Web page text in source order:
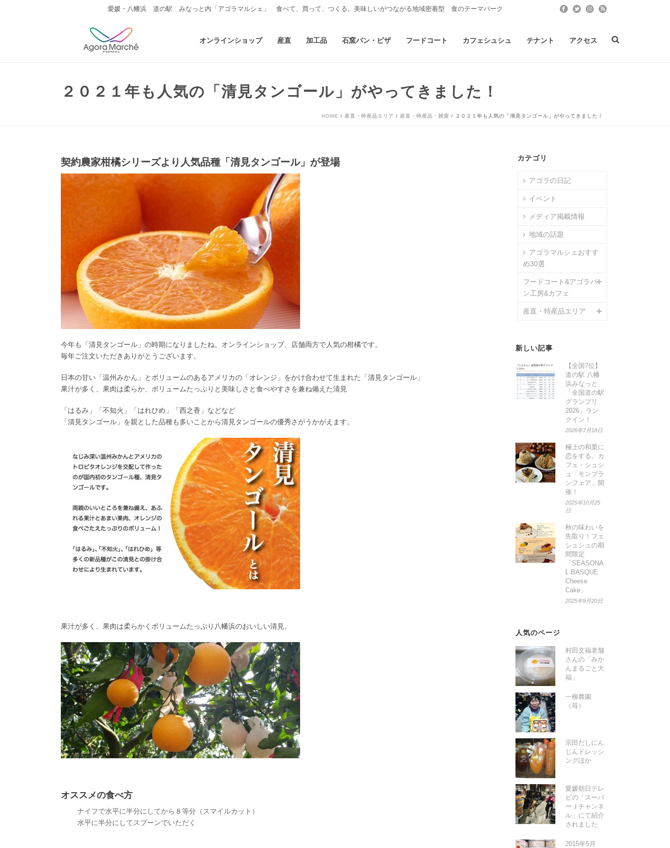
愛媛・八幡浜 道の駅 みなっと内「アゴラマルシェ」 食べて、買って、つくる。美味しいがつながる地域密着型 食のテーマパーク
オンラインショップ 産直 加工品 石窯パン・ピザ フードコート カフェシュシュ テナント アクセス
２０２１年も人気の「清見タンゴール」がやってきました！
HOME / 産直・特産品エリア / 産直・特産品・雑貨 / ２０２１年も人気の「清見タンゴール」がやってきました！
契約農家柑橘シリーズより人気品種「清見タンゴール」が登場
今年も「清見タンゴール」の時期になりましたね。オンラインショップ、店舗両方で人気の柑橘です。
毎年ご注文いただきありがとうございます。
日本の甘い「温州みかん」とボリュームのあるアメリカの「オレンジ」をかけ合わせて生まれた「清見タンゴール」
果汁が多く、果肉は柔らか、ボリュームたっぷりと美味しさと食べやすさを兼ね備えた清見
「はるみ」「不知火」「はれひめ」「西之香」などなど
「清見タンゴール」を親とした品種も多いことから清見タンゴールの優秀さがうかがえます。
果汁が多く、果肉は柔らかくボリュームたっぷり八幡浜のおいしい清見。
オススメの食べ方
ナイフで水平に半分にしてから８等分（スマイルカット）
水平に半分にしてスプーンでいただく
カテゴリ
アゴラの日記
イベント
メディア掲載情報
地域の話題
アゴラマルシェおすす
め30選
フードコート&アゴラパ
ン工房&カフェ
産直・特産品エリア
新しい記事
【全国7位】
道の駅 八幡
浜みなっと
「全国道の駅
グランプリ
2026」ラン
クイン！
2026年7月18日
極上の和栗に
恋をする。カ
フェ・シュシ
ュ「モンブラ
ンフェア」開
催！
2025年10月25
日
秋の味わいを
先取り！フェ
シュシュの期
間限定
「SEASONA
L BASQUE
Cheese
Cake」
2025年9月20日
人気のページ
村田文福老舗
さんの「みか
んまるごと大
福」
一柳農園
（苺）
宗田だしにん
じんドレッシ
ングほか
愛媛朝日テレ
ビの「スーパ
ーＪチャンネ
ル」にて紹介
されました
2015年5月